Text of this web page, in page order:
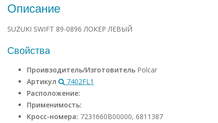
Описание
SUZUKI SWIFT 89-0896 ЛОКЕР ЛЕВЫЙ
Свойства
Проивзодитель/Изготовитель Polcar
Артикул
7402FL1
Расположение:
Применимость:
Кросс-номера: 7231660B00000, 6811387